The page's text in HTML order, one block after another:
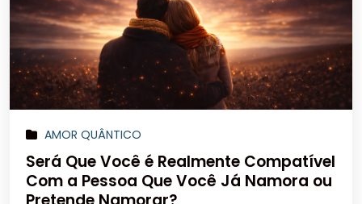
AMOR QUÂNTICO
Será Que Você é Realmente Compatível
Com a Pessoa Que Você Já Namora ou